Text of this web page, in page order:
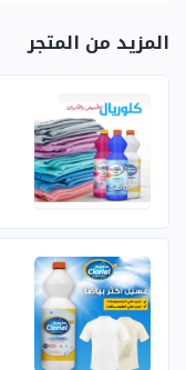
المزيد من المتجر